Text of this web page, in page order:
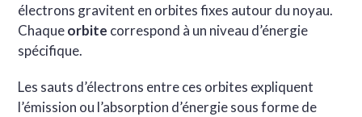
électrons gravitent en orbites fixes autour du noyau.
Chaqueorbite correspond à un niveau d’énergie
spécifique.
Les sauts d’électrons entre ces orbites expliquent
l’émission ou l’absorption d’énergie sous forme de